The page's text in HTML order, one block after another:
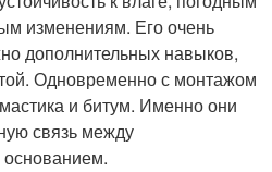
изменениям. Его очень
дополнительных навыков,
Одновременно с монтажом
и битум. Именно они
связь между